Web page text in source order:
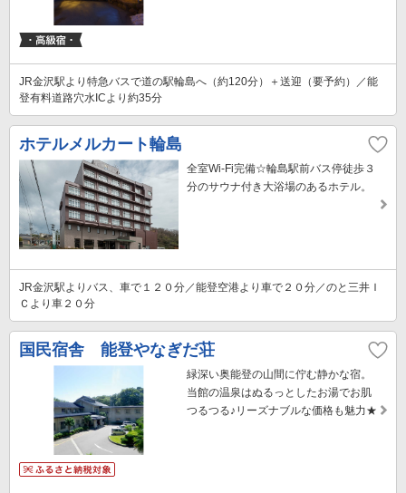
JR金沢駅より特急バスで道の駅輪島へ（約120分）＋送迎（要予約）／能
登有料道路穴水ICより約35分
ホテルメルカート輪島
全室Wi-Fi完備☆輪島駅前バス停徒歩３
分のサウナ付き大浴場のあるホテル。
JR金沢駅よりバス、車で１２０分／能登空港より車で２０分／のと三井Ｉ
Ｃより車２０分
国民宿舎 能登やなぎだ荘
緑深い奥能登の山間に佇む静かな宿。
当館の温泉はぬるっとしたお湯でお肌
つるつる♪リーズナブルな価格も魅力★